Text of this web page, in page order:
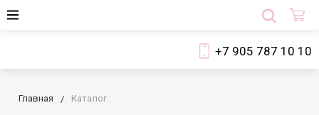
+7 905 787 10 10
Главная Каталог